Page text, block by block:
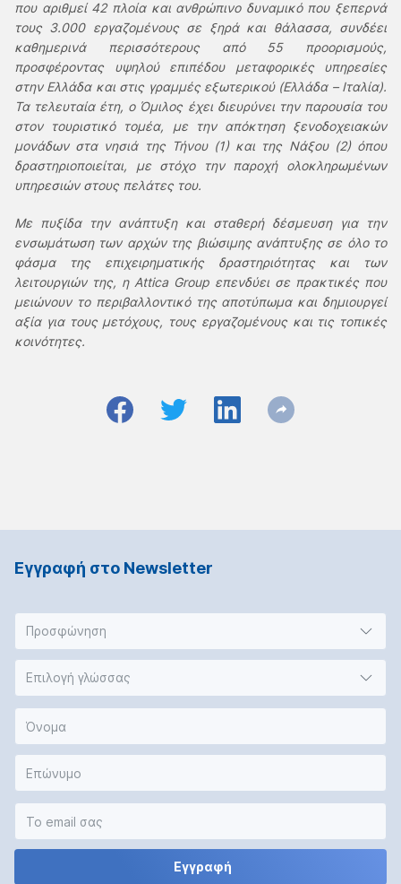
που αριθμεί 42 πλοία και ανθρώπινο δυναμικό που ξεπερνά
τους 3.000 εργαζομένους σε ξηρά και θάλασσα, συνδέει
καθημερινά περισσότερους από 55 προορισμούς,
προσφέροντας υψηλού επιπέδου μεταφορικές υπηρεσίες
στην Ελλάδα και στις γραμμές εξωτερικού (Ελλάδα – Ιταλία).
Τα τελευταία έτη, ο Όμιλος έχει διευρύνει την παρουσία του
στον τουριστικό τομέα, με την απόκτηση ξενοδοχειακών
μονάδων στα νησιά της Τήνου (1) και της Νάξου (2) όπου
δραστηριοποιείται, με στόχο την παροχή ολοκληρωμένων
υπηρεσιών στους πελάτες του.
Με πυξίδα την ανάπτυξη και σταθερή δέσμευση για την
ενσωμάτωση των αρχών της βιώσιμης ανάπτυξης σε όλο το
φάσμα της επιχειρηματικής δραστηριότητας και των
λειτουργιών της, η Attica Group επενδύει σε πρακτικές που
μειώνουν το περιβαλλοντικό της αποτύπωμα και δημιουργεί
αξία για τους μετόχους, τους εργαζομένους και τις τοπικές
κοινότητες.
Εγγραφή στο Νewsletter
Προσφώνηση
Επιλογή γλώσσας
Εγγραφή